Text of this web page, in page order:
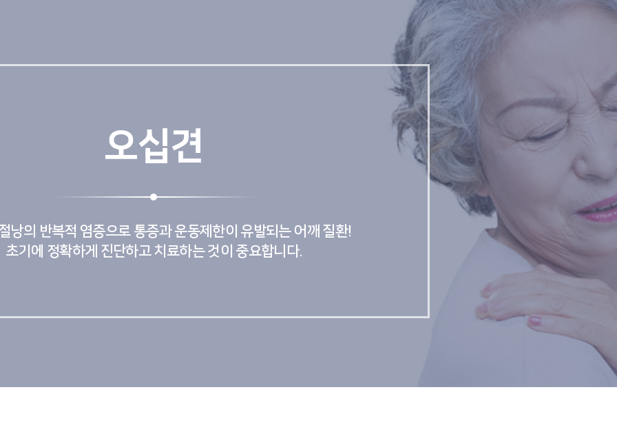
오십견
낭의 반복적 염증으로 통증과 운동제한이 유발되는 어깨 질환!
초기에 정확하게 진단하고 치료하는 것이 중요합니다.